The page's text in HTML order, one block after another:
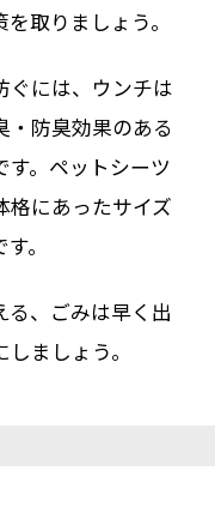
取りましょう。
ぐには、ウンチは
・防臭効果のある
。ペットシーツ
格にあったサイズ
。
る、ごみは早く出
ましょう。